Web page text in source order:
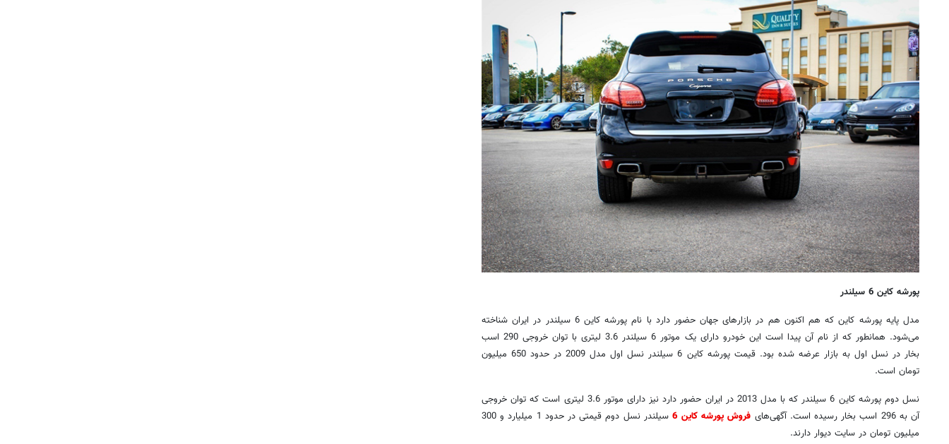
پورشه کاین 6 سیلندر
مدل پایه پورشه کاین که هم اکنون هم در بازارهای جهان حضور دارد با نام پورشه کاین 6 سیلندر در ایران شناخته
می‌شود. همانطور که از نام آن پیدا است این خودرو دارای یک موتور 6 سیلندر 3.6 لیتری با توان خروجی 290 اسب
بخار در نسل اول به بازار عرضه شده بود. قیمت پورشه کاین 6 سیلندر نسل اول مدل 2009 در حدود 650 میلیون
تومان است.
نسل دوم پورشه کاین 6 سیلندر که با مدل 2013 در ایران حضور دارد نیز دارای موتور 3.6 لیتری است که توان خروجی
آن به 296 اسب بخار رسیده است. آگهی‌های
فروش پورشه کاین 6
سیلندر نسل دوم قیمتی در حدود 1 میلیارد و 300
میلیون تومان در سایت دیوار دارند.